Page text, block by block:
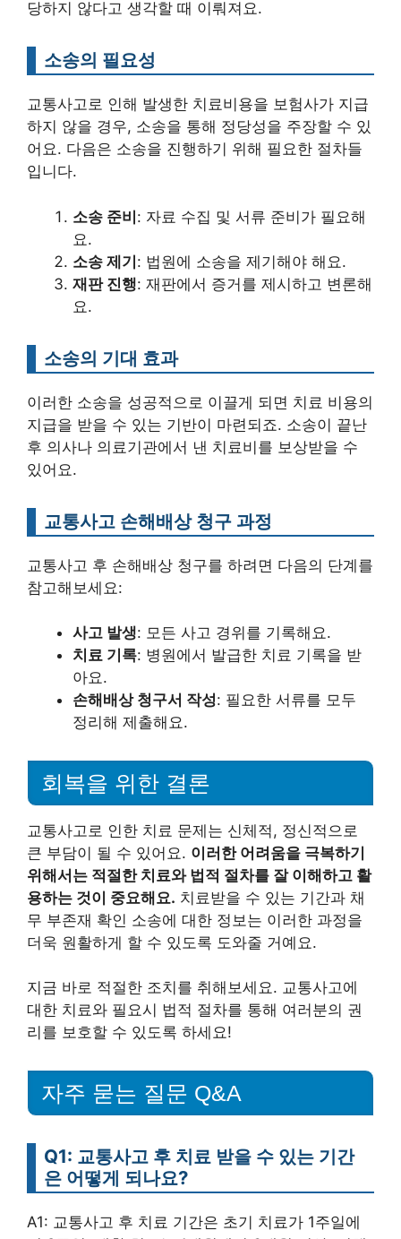
당하지 않다고 생각할 때 이뤄져요.
소송의 필요성
교통사고로 인해 발생한 치료비용을 보험사가 지급
하지 않을 경우, 소송을 통해 정당성을 주장할 수 있
어요. 다음은 소송을 진행하기 위해 필요한 절차들
입니다.
소송 준비: 자료 수집 및 서류 준비가 필요해
요.
소송 제기: 법원에 소송을 제기해야 해요.
재판 진행: 재판에서 증거를 제시하고 변론해
요.
소송의 기대 효과
이러한 소송을 성공적으로 이끌게 되면 치료 비용의
지급을 받을 수 있는 기반이 마련되죠. 소송이 끝난
후 의사나 의료기관에서 낸 치료비를 보상받을 수
있어요.
교통사고 손해배상 청구 과정
교통사고 후 손해배상 청구를 하려면 다음의 단계를
참고해보세요:
사고 발생: 모든 사고 경위를 기록해요.
치료 기록: 병원에서 발급한 치료 기록을 받
아요.
손해배상 청구서 작성: 필요한 서류를 모두
정리해 제출해요.
회복을 위한 결론
교통사고로 인한 치료 문제는 신체적, 정신적으로
큰 부담이 될 수 있어요. 이러한 어려움을 극복하기
위해서는 적절한 치료와 법적 절차를 잘 이해하고 활
용하는 것이 중요해요. 치료받을 수 있는 기간과 채
무 부존재 확인 소송에 대한 정보는 이러한 과정을
더욱 원활하게 할 수 있도록 도와줄 거예요.
지금 바로 적절한 조치를 취해보세요. 교통사고에
대한 치료와 필요시 법적 절차를 통해 여러분의 권
리를 보호할 수 있도록 하세요!
자주 묻는 질문 Q&A
Q1: 교통사고 후 치료 받을 수 있는 기간
은 어떻게 되나요?
A1: 교통사고 후 치료 기간은 초기 치료가 1주일에